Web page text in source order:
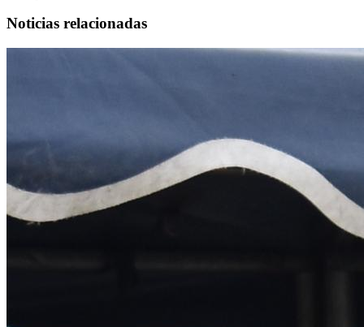
Noticias relacionadas